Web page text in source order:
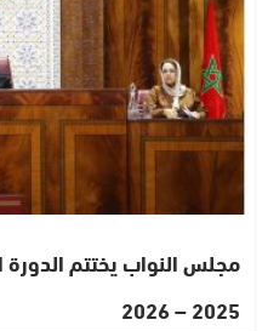
مجلس النواب يختتم الدورة
2025 – 2026